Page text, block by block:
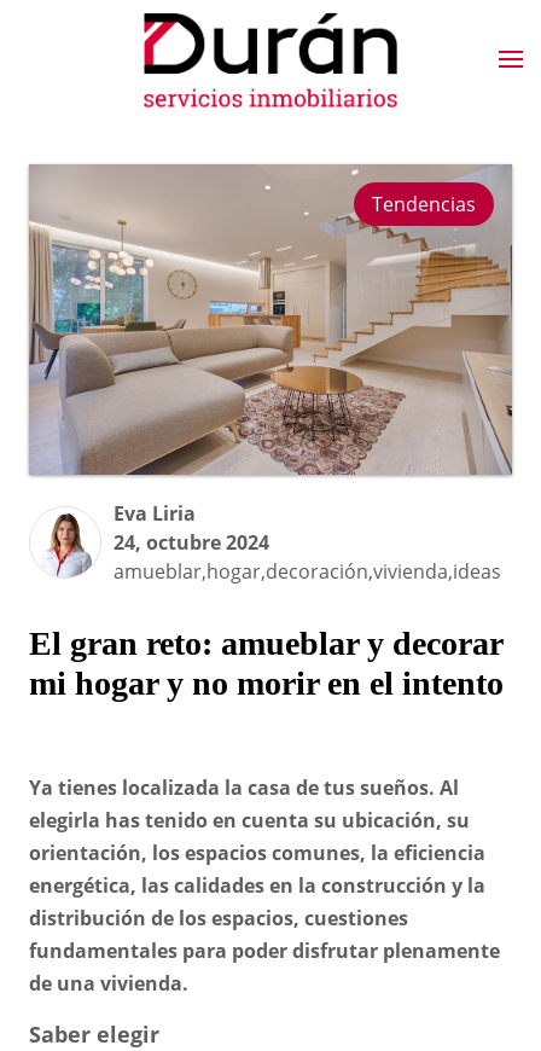
Tendencias
Eva Liria
24, octubre 2024
amueblar,hogar,decoración,vivienda,ideas
El gran reto: amueblar y decorar
mi hogar y no morir en el intento
Ya tienes localizada la casa de tus sueños. Al
elegirla has tenido en cuenta su ubicación, su
orientación, los espacios comunes, la eficiencia
energética, las calidades en la construcción y la
distribución de los espacios, cuestiones
fundamentales para poder disfrutar plenamente
de una vivienda.
Saber elegir